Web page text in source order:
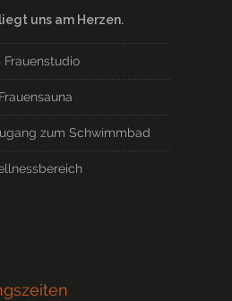
uns am Herzen.
Frauenstudio
zum Schwimmbad